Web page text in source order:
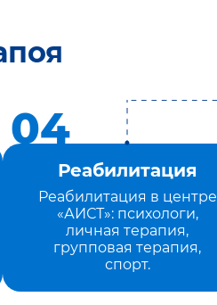
Реабилитация
Реабилитация в центре
«АИСТ»: психологи,
личная терапия,
групповая терапия,
спорт.